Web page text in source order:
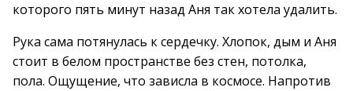
которого пять минут назад Аня так хотела удалить.
Рука сама потянулась к сердечку. Хлопок, дым и Аня
стоит в белом пространстве без стен, потолка,
пола. Ощущение, что зависла в космосе. Напротив